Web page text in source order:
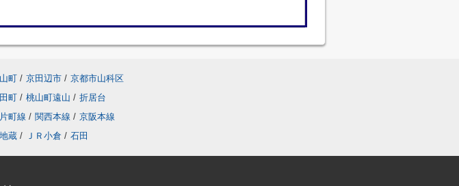
町 / 京田辺市 / 京都市山科区
町 / 桃山町遠山 / 折居台
片町線 / 関西本線 / 京阪本線
蔵 / ＪＲ小倉 / 石田